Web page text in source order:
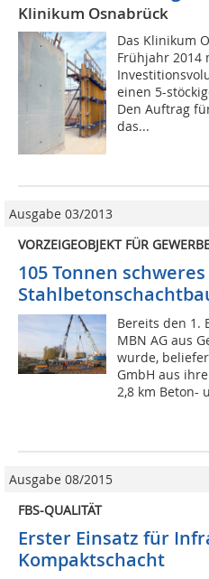
Klinikum Osnabrück
Das Klinikum
Frühjahr 2014
einen 5-
Den Auftrag
das...
Ausgabe 03/2013
VORZEIGEOBJEKT FÜR
105 Tonnen schweres
Bereits den 1.
MBN AG aus
wurde,
GmbH aus
2,8 km Beton-
Ausgabe 08/2015
FBS-QUALITÄT
Erster Einsatz für
Kompaktschacht